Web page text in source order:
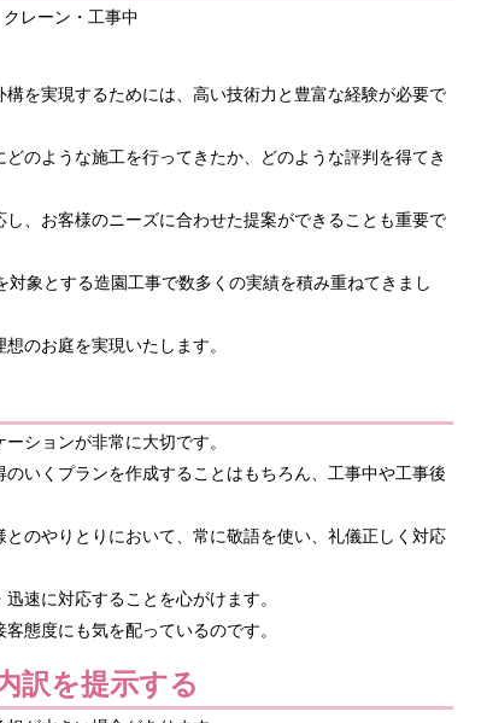
を実現するためには、高い技術力と豊富な経験が必要で
のような施工を行ってきたか、どのような評判を得てき
、お客様のニーズに合わせた提案ができることも重要で
象とする造園工事で数多くの実績を積み重ねてきまし
のお庭を実現いたします。
ションが非常に大切です。
いくプランを作成することはもちろん、工事中や工事後
のやりとりにおいて、常に敬語を使い、礼儀正しく対応
速に対応することを心がけます。
態度にも気を配っているのです。
訳を提示する